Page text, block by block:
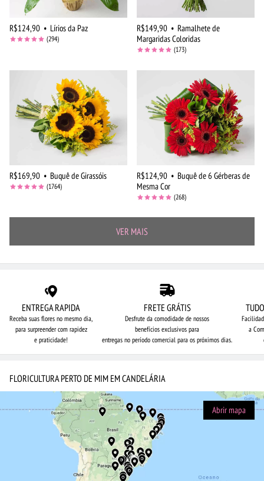
R$124,90 • Lírios da Paz
(294)
R$149,90 • Ramalhete de
Margaridas Coloridas
(173)
R$169,90 • Buquê de Girassóis
(1764)
R$124,90 • Buquê de 6 Gérberas de
Mesma Cor
(268)
VER MAIS
ENTREGA RAPIDA
Receba suas flores no mesmo dia,
para surpreender com rapidez
e praticidade!
FRETE GRÁTIS
Desfrute da comodidade de nossos
benefícios exclusivos para
entregas no período comercial para os próximos dias.
a
FLORICULTURA PERTO DE MIM EM CANDELÁRIA
Abrir mapa